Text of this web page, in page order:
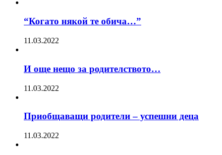
“Когато някой те обича…”
11.03.2022
И още нещо за родителството…
11.03.2022
Приобщаващи родители – успешни деца
11.03.2022